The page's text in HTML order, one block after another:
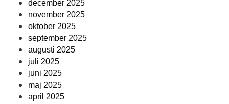
december 2025
november 2025
oktober 2025
september 2025
augusti 2025
juli 2025
juni 2025
maj 2025
april 2025